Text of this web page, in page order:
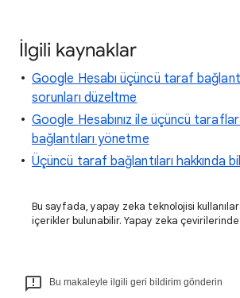
İlgili kaynaklar
Google Hesabı üçüncü taraf
sorunları düzeltme
Google Hesabınız ile üçüncü taraflar
bağlantıları yönetme
Üçüncü taraf bağlantıları hakkında
Bu sayfada, yapay zeka teknolojisi
içerikler bulunabilir. Yapay zeka
Bu makaleyle ilgili geri bildirim gönderin